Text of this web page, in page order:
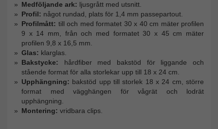
Medföljande ark: ljusgrått med utsnitt.
Profil: något rundad, plats för 1,4 mm passepartout.
Profilmått: till och med formatet 30 x 40 cm mäter profilen
9 x 14 mm, från och med formatet 30 x 45 cm mäter
profilen 9,8 x 16,5 mm.
Glas: klarglas.
Bakstycke: hårdfiber med bakstöd för liggande och
stående format för alla storlekar upp till 18 x 24 cm.
Upphängning: bakstöd upp till storlek 18 x 24 cm, större
format med vägghängen för vågrät och lodrät
upphängning.
Montering: vridbara clips.